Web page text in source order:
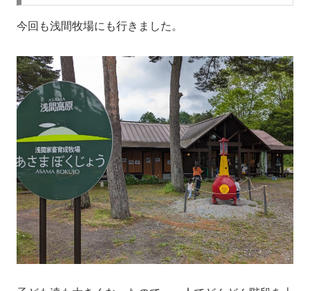
今回も浅間牧場にも行きました。